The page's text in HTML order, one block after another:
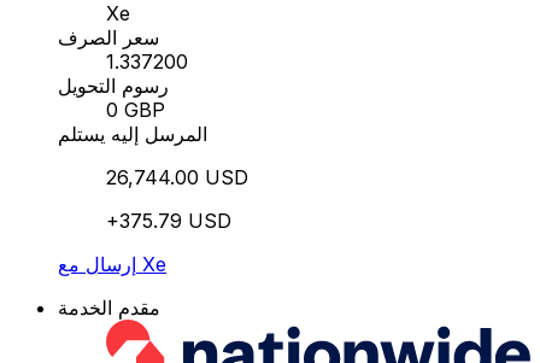
Xe
سعر الصرف
1.337200
رسوم التحويل
0 GBP
المرسل إليه يستلم
26,744.00 USD
+375.79 USD
إرسال مع Xe
مقدم الخدمة